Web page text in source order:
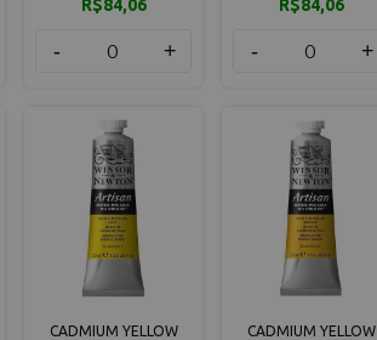
R$84,06
- +
R$84,06
- +
CADMIUM YELLOW
CADMIUM YELLOW